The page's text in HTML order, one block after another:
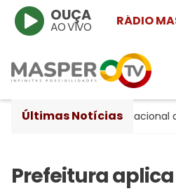
RÁDIO
OUÇA
AO VIVO
Últimas Notícias
de tráfico internacional de
Prefeitura